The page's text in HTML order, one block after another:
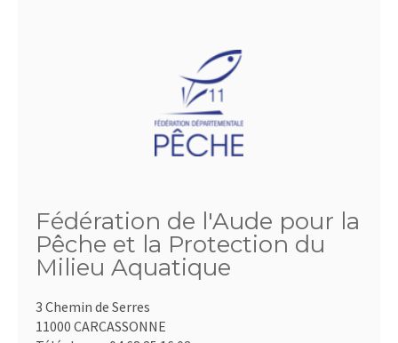
Fédération de l'Aude pour la
Pêche et la Protection du
Milieu Aquatique
3 Chemin de Serres
11000 CARCASSONNE